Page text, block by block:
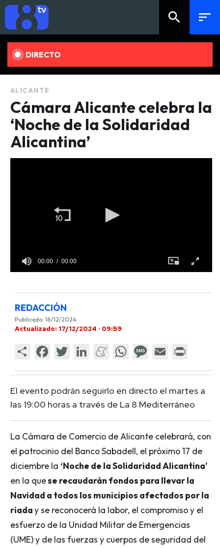
search sort
DIRECTO
ALICANTE
Cámara Alicante celebra la
‘Noche de la Solidaridad
Alicantina’
00:00 00:00
REDACCIÓN
Publicado: 16/12/2024
Actualizado: 17/12/2024 · 09:59
El evento podrán seguirlo en directo el martes a
las 19:00 horas a través de La 8 Mediterráneo
La Cámara de Comercio de Alicante celebrará, con
el patrocinio del Banco Sabadell, el próximo 17 de
diciembre la ‘Noche de la Solidaridad Alicantina’
en la quese recaudarán fondos para llevar la
Navidad a todos los municipios afectados por la
riaday se reconocerá la labor, el compromiso y el
esfuerzo de la Unidad Militar de Emergencias
(UME) y de las fuerzas y cuerpos de seguridad del